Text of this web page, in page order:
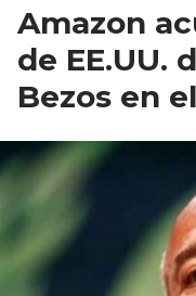
Amazon
de EE.UU.
Bezos en